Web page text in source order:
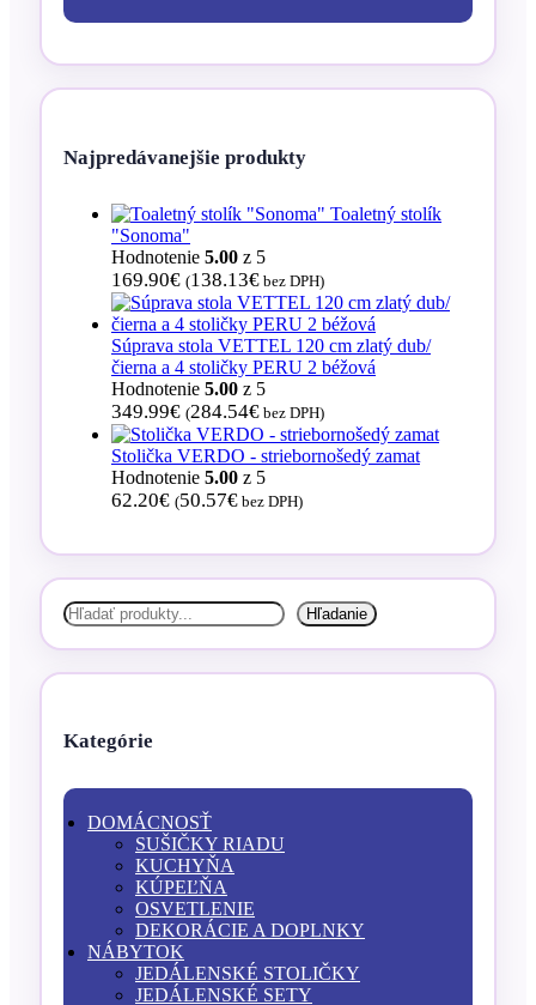
Najpredávanejšie produkty
Toaletný stolík
"Sonoma"
Hodnotenie 5.00 z 5
169.90€ (138.13€ bez DPH)
Súprava stola VETTEL 120 cm zlatý dub/
čierna a 4 stoličky PERU 2 béžová
Hodnotenie 5.00 z 5
349.99€ (284.54€ bez DPH)
Stolička VERDO - striebornošedý zamat
Hodnotenie 5.00 z 5
62.20€ (50.57€ bez DPH)
Hľadať Hľadanie
Kategórie
DOMÁCNOSŤ
SUŠIČKY RIADU
KUCHYŇA
KÚPEĽŇA
OSVETLENIE
DEKORÁCIE A DOPLNKY
NÁBYTOK
JEDÁLENSKÉ STOLIČKY
JEDÁLENSKÉ SETY